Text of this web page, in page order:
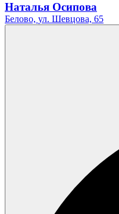
Наталья Осипова
Белово, ул. Шевцова, 65